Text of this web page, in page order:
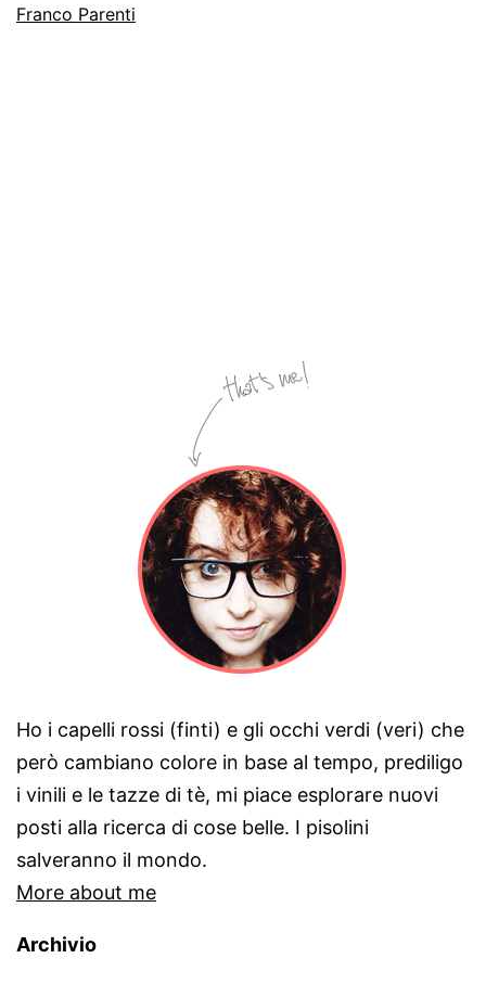
Franco Parenti
Ho i capelli rossi (finti) e gli occhi verdi (veri) che
però cambiano colore in base al tempo, prediligo
i vinili e le tazze di tè, mi piace esplorare nuovi
posti alla ricerca di cose belle. I pisolini
salveranno il mondo.
More about me
Archivio